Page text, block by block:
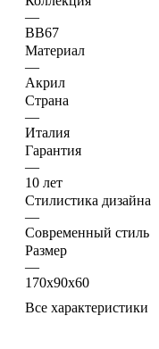
—
BB67
Материал
—
Акрил
Страна
—
Италия
Гарантия
—
10 лет
Стилистика дизайна
—
Современный стиль
Размер
—
170x90x60
Все характеристики